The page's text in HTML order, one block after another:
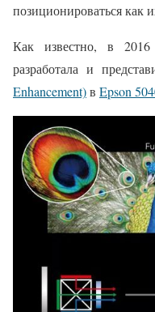
позиционироваться как
Как известно, в
разработала и
Enhancement)в Epson